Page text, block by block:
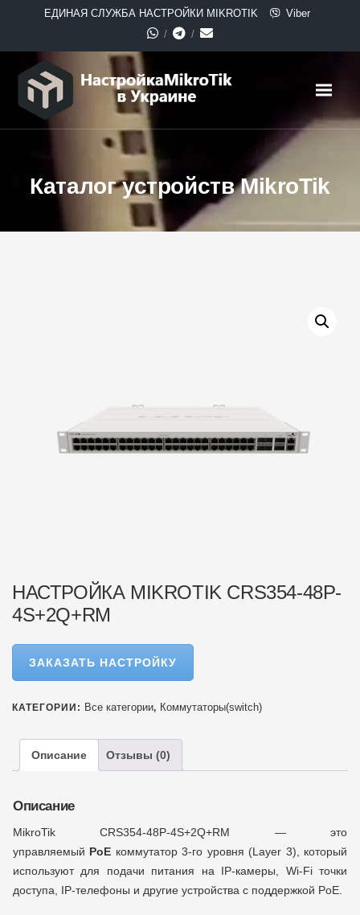
ЕДИНАЯ СЛУЖБА НАСТРОЙКИ MIKROTIK Viber
Каталог устройств MikroTik
НАСТРОЙКА MIKROTIK CRS354-48P-
4S+2Q+RM
ЗАКАЗАТЬ НАСТРОЙКУ
КАТЕГОРИИ: Все категории, Коммутаторы(switch)
Описание Отзывы (0)
Описание
MikroTik CRS354-48P-4S+2Q+RM — это
управляемый PoE коммутатор 3-го уровня (Layer 3), который
используют для подачи питания на IP-камеры, Wi-Fi точки
доступа, IP-телефоны и другие устройства с поддержкой PoE.